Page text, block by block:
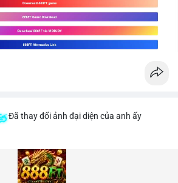
Đã thay đổi ảnh đại diện của anh ấy